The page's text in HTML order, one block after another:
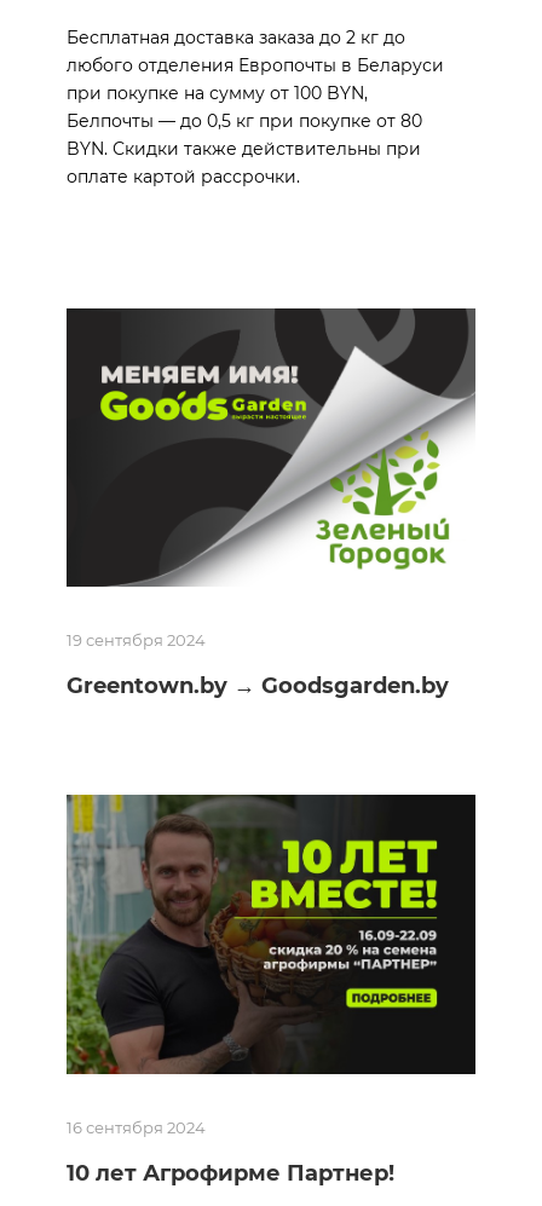
Бесплатная доставка заказа до 2 кг до
любого отделения Европочты в Беларуси
при покупке на сумму от 100 BYN,
Белпочты — до 0,5 кг при покупке от 80
BYN. Скидки также действительны при
оплате картой рассрочки.
19 сентября 2024
Greentown.by → Goodsgarden.by
16 сентября 2024
10 лет Агрофирме Партнер!